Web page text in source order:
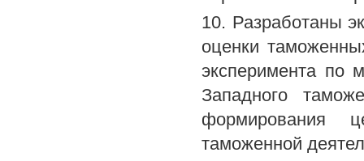
10. Разработаны
оценки
эксперимента по
Западного
формирования
таможенной